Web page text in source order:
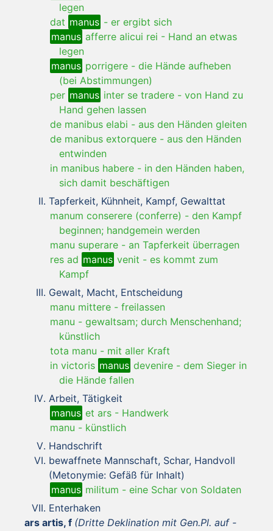
legen
dat manus - er ergibt sich
manus afferre alicui rei - Hand an etwas
legen
manus porrigere - die Hände aufheben
(bei Abstimmungen)
per manus inter se tradere - von Hand zu
Hand gehen lassen
de manibus elabi - aus den Händen gleiten
de manibus extorquere - aus den Händen
entwinden
in manibus habere - in den Händen haben,
sich damit beschäftigen
Tapferkeit, Kühnheit, Kampf, Gewalttat
manum conserere (conferre) - den Kampf
beginnen; handgemein werden
manu superare - an Tapferkeit überragen
res ad manus venit - es kommt zum
Kampf
Gewalt, Macht, Entscheidung
manu mittere - freilassen
manu - gewaltsam; durch Menschenhand;
künstlich
tota manu - mit aller Kraft
in victoris manus devenire - dem Sieger in
die Hände fallen
Arbeit, Tätigkeit
manus et ars - Handwerk
manu - künstlich
Handschrift
bewaffnete Mannschaft, Schar, Handvoll
(Metonymie: Gefäß für Inhalt)
manus militum - eine Schar von Soldaten
Enterhaken
ars artis, f (Dritte Deklination mit Gen.Pl. auf -